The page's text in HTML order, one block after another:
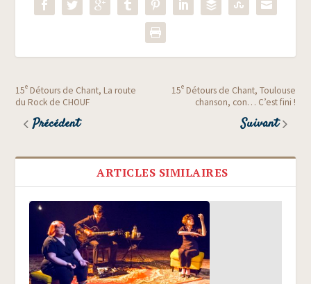
15e Détours de Chant, La route
du Rock de CHOUF
Précédent
15eDétours de Chant, Toulouse
chanson, con… C’est fini !
Suivant
ARTICLES SIMILAIRES